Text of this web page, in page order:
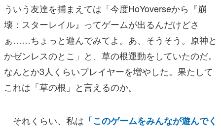
ういう友達を捕まえては「今度HoYoverseから『崩
壊：スターレイル』ってゲームが出るんだけどさ
ぁ……ちょっと遊んでみてよ。あ、そうそう。原神と
かゼンレスのとこ」と、草の根運動をしていたのだ。
なんとか3人くらいプレイヤーを増やした。果たして
これは「草の根」と言えるのか。
それくらい、私は 「このゲームをみんなが遊んでく